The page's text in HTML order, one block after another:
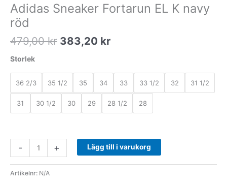
Adidas Sneaker Fortarun EL K navy
röd
479,00kr 383,20 kr
Storlek
36 2/3 35 1/2 35 34 33 33 1/2 32 31 1/2
31 30 1/2 30 29 28 1/2 28
- + Lägg till i varukorg
Artikelnr: N/A